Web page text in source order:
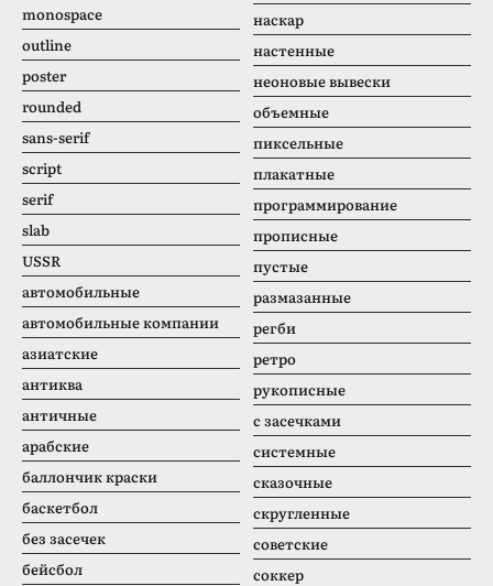
monospace
outline
poster
rounded
sans-serif
script
serif
slab
USSR
автомобильные
автомобильные компании
азиатские
антиква
античные
арабские
баллончик краски
баскетбол
без засечек
бейсбол
наскар
настенные
неоновые вывески
объемные
пиксельные
плакатные
программирование
прописные
пустые
размазанные
регби
ретро
рукописные
с засечками
системные
сказочные
скругленные
советские
соккер